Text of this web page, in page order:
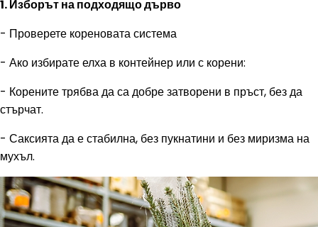
1. Изборът на подходящо дърво
- Проверете кореновата система
- Ако избирате елха в контейнер или с корени:
- Корените трябва да са добре затворени в пръст, без да
стърчат.
- Саксията да е стабилна, без пукнатини и без миризма на
мухъл.